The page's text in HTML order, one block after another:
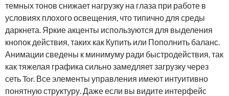
темных тонов снижает нагрузку на глаза при работе в
условиях плохого освещения, что типично для среды
даркнета. Яркие акценты используются для выделения
кнопок действия, таких как Купить или Пополнить баланс.
Анимации сведены к минимуму ради быстродействия, так
как тяжелая графика сильно замедляет загрузку через
сеть Tor. Все элементы управления имеют интуитивно
понятную структуру. Даже если вы видите интерфейс